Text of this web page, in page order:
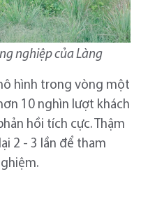
nghiệp của Làng
hình trong vòng một
10 nghìn lượt khách
hồi tích cực. Thậm
2 - 3 lần để tham